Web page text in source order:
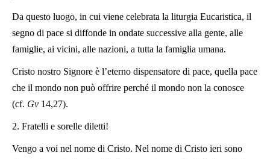
Da questo luogo, in cui viene celebrata la liturgia Eucaristica, il
segno di pace si diffonde in ondate successive alla gente, alle
famiglie, ai vicini, alle nazioni, a tutta la famiglia umana.
Cristo nostro Signore è l’eterno dispensatore di pace, quella pace
che il mondo non può offrire perché il mondo non la conosce
(cf. Gv 14,27).
2. Fratelli e sorelle diletti!
Vengo a voi nel nome di Cristo. Nel nome di Cristo ieri sono